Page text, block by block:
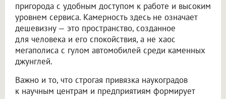
пригорода с удобным доступом к работе и высоким
уровнем сервиса. Камерность здесь не означает
дешевизну — это пространство, созданное
для человека и его спокойствия, а не хаос
мегаполиса с гулом автомобилей среди каменных
джунглей.
Важно и то, что строгая привязка наукоградов
к научным центрам и предприятиям формирует